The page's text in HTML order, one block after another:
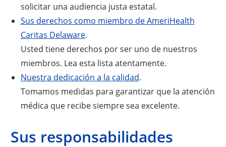
solicitar una audiencia justa estatal.
Sus derechos como miembro de AmeriHealth
Caritas Delaware.
Usted tiene derechos por ser uno de nuestros
miembros. Lea esta lista atentamente.
Nuestra dedicación a la calidad.
Tomamos medidas para garantizar que la atención
médica que recibe siempre sea excelente.
Sus responsabilidades